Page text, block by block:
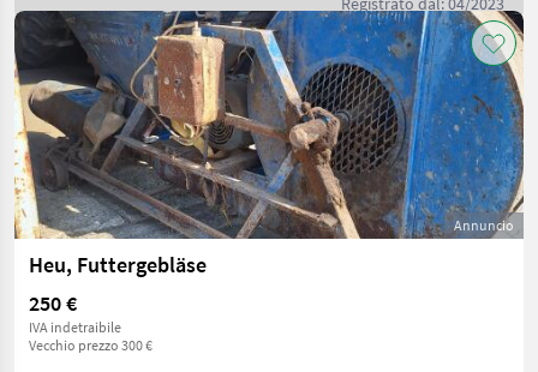
Annuncio
Heu, Futtergebläse
250 €
IVA indetraibile
Vecchio prezzo 300 €